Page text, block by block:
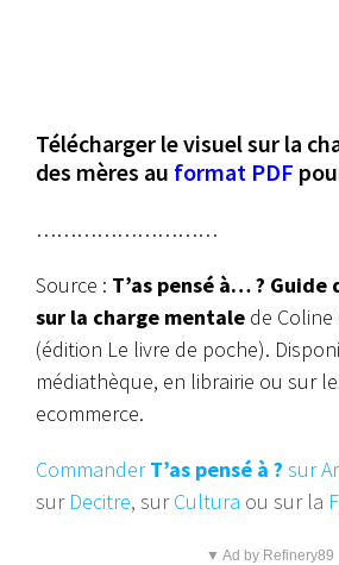
Télécharger le visuel sur la
des mères au format PDF
………………………
Source : T’as pensé à… ? Guide
sur la charge mentale de
(édition Le livre de poche).
médiathèque, en librairie ou sur
ecommerce.
CommanderT’as pensé à ? sur
sur Decitre, surCultura ou sur la
▼ Ad by Refinery89